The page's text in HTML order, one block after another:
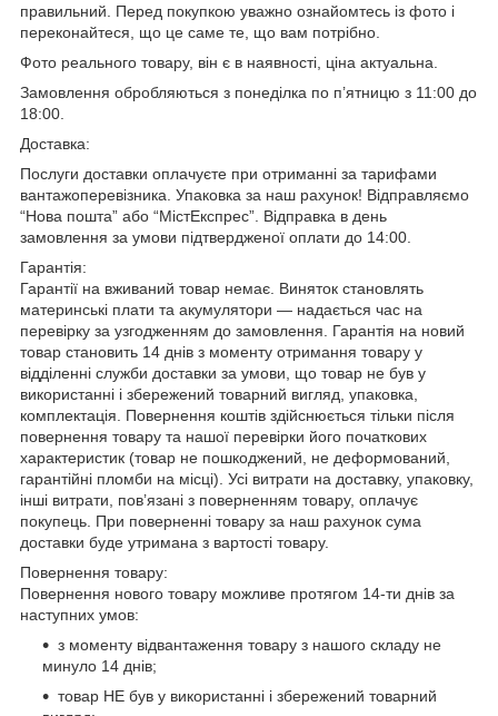
правильний. Перед покупкою уважно ознайомтесь із фото і
переконайтеся, що це саме те, що вам потрібно.
Фото реального товару, він є в наявності, ціна актуальна.
Замовлення обробляються з понеділка по п’ятницю з 11:00 до
18:00.
Доставка:
Послуги доставки оплачуєте при отриманні за тарифами
вантажоперевізника. Упаковка за наш рахунок! Відправляємо
“Нова пошта” або “МістЕкспрес”. Відправка в день
замовлення за умови підтвердженої оплати до 14:00.
Гарантія:
Гарантії на вживаний товар немає. Виняток становлять
материнські плати та акумулятори — надається час на
перевірку за узгодженням до замовлення. Гарантія на новий
товар становить 14 днів з моменту отримання товару у
відділенні служби доставки за умови, що товар не був у
використанні і збережений товарний вигляд, упаковка,
комплектація. Повернення коштів здійснюється тільки після
повернення товару та нашої перевірки його початкових
характеристик (товар не пошкоджений, не деформований,
гарантійні пломби на місці). Усі витрати на доставку, упаковку,
інші витрати, пов’язані з поверненням товару, оплачує
покупець. При поверненні товару за наш рахунок сума
доставки буде утримана з вартості товару.
Повернення товару:
Повернення нового товару можливе протягом 14-ти днів за
наступних умов:
з моменту відвантаження товару з нашого складу не
минуло 14 днів;
товар НЕ був у використанні і збережений товарний